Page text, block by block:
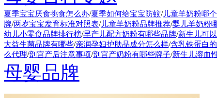
夏季宝宝厌食挑食怎么办/夏季如何给宝宝防蚊/儿童羊奶粉哪
牌/两岁宝宝发育标准对照表/儿童羊奶粉品牌推荐/婴儿羊奶粉
幼儿小零食品牌排行榜/早产儿配方奶粉有哪些品牌/新生儿可
大益生菌品牌有哪些/亲润孕妇护肤品成分怎么样/含乳铁蛋白
么代理/剖宫产后注意事项/剖宫产奶粉有哪些牌子/新生儿溶血
母婴品牌